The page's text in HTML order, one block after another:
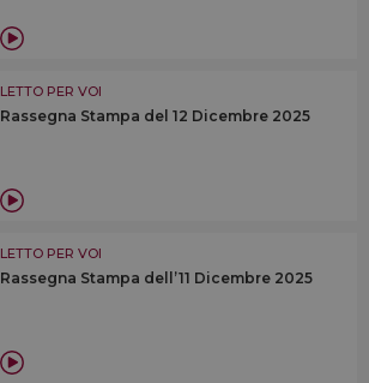
LETTO PER VOI
Rassegna Stampa del 12 Dicembre 2025
LETTO PER VOI
Rassegna Stampa dell’11 Dicembre 2025